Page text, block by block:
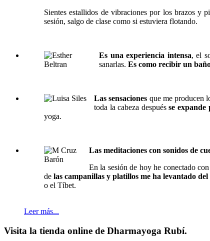
Sientes estallidos de vibraciones por los brazos y
sesión, salgo de clase como si estuviera flotando.
Es una experiencia intensa, el
sanarlas. Es como recibir un
Las sensaciones que me producen
toda la cabeza despuésse
yoga.
Las meditaciones con sonidos de
En la sesión de hoy he conectado
delas campanillas y platillos me ha levantado del
o el Tíbet.
Leer más...
Visita la tienda online de Dharmayoga Rubí.